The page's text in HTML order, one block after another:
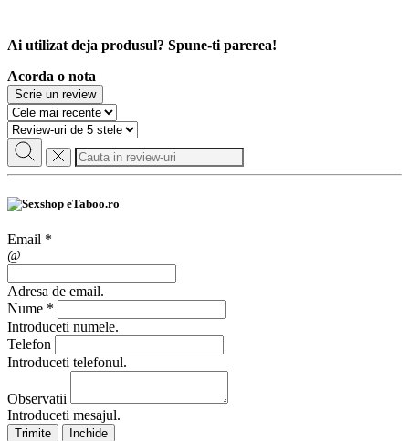
Ai utilizat deja produsul? Spune-ti parerea!
Acorda o nota
Scrie un review
Email *
@
Adresa de email.
Nume *
Introduceti numele.
Telefon
Introduceti telefonul.
Observatii
Introduceti mesajul.
Trimite Inchide